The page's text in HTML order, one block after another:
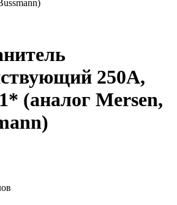
250A,
(аналог Mersen,